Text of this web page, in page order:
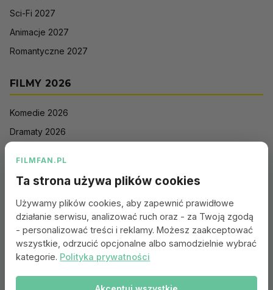
Sci-Fi 2027
Animacje 2027
Romantyczne 2027
FILMY 2026
Komedie 2026
Dramaty 2026
Sci-Fi 2026
Animacje 2026
Romantyczne 2026
FILMFAN.PL
Ta strona używa plików cookies
Używamy plików cookies, aby zapewnić prawidłowe
działanie serwisu, analizować ruch oraz - za Twoją zgodą
- personalizować treści i reklamy. Możesz zaakceptować
wszystkie, odrzucić opcjonalne albo samodzielnie wybrać
kategorie. Polityka prywatności